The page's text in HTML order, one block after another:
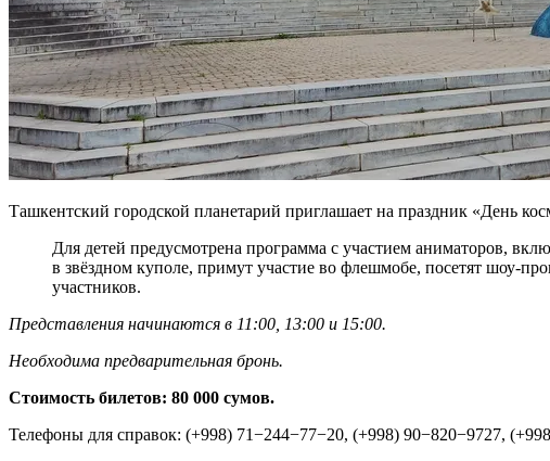
Ташкентский городской планетарий приглашает на праздник «День
Для детей предусмотрена программа с участием аниматоров,
в звёздном куполе, примут участие во флешмобе, посетят шоу-
участников.
Представления начинаются в 11:00, 13:00 и 15:00.
Необходима предварительная бронь.
Стоимость билетов: 80 000 сумов.
Телефоны для справок: (+998) 71−244−77−20, (+998) 90−820−9727,